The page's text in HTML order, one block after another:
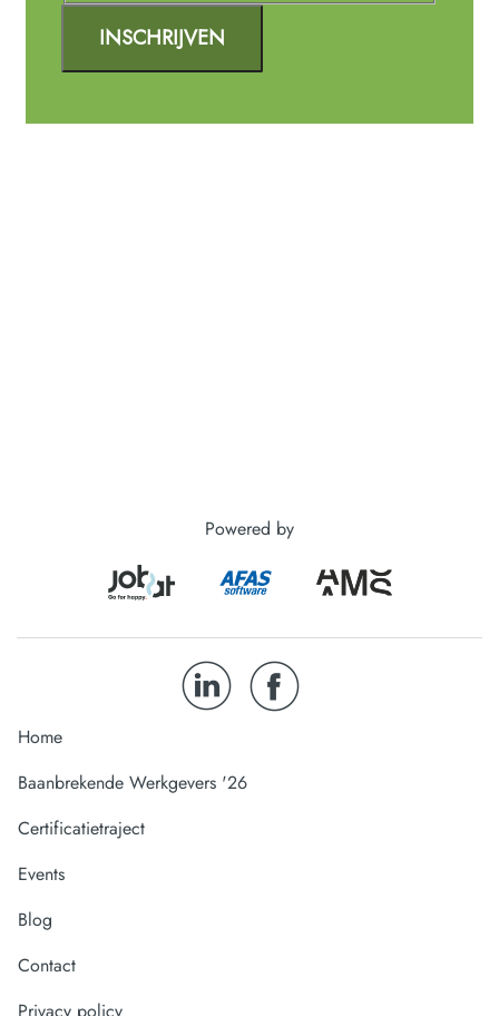
Powered by
Home
Baanbrekende Werkgevers '26
Certificatietraject
Events
Blog
Contact